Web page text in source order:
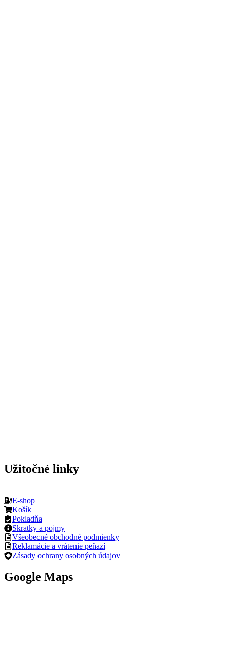
Užitočné linky
E-shop
Košík
Pokladňa
Skratky a pojmy
Všeobecné obchodné podmienky
Reklamácie a vrátenie peňazí
Zásady ochrany osobných údajov
Google Maps